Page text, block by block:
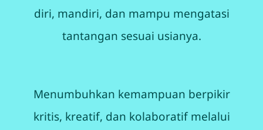
diri, mandiri, dan mampu mengatasi
tantangan sesuai usianya.
Menumbuhkan kemampuan berpikir
kritis, kreatif, dan kolaboratif melalui